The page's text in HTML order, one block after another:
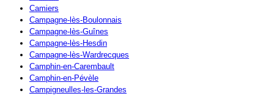
Camiers
Campagne-lès-Boulonnais
Campagne-lès-Guînes
Campagne-lès-Hesdin
Campagne-lès-Wardrecques
Camphin-en-Carembault
Camphin-en-Pévèle
Campigneulles-les-Grandes